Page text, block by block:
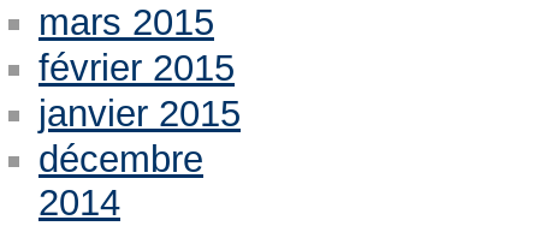
mars 2015
février 2015
janvier 2015
décembre
2014